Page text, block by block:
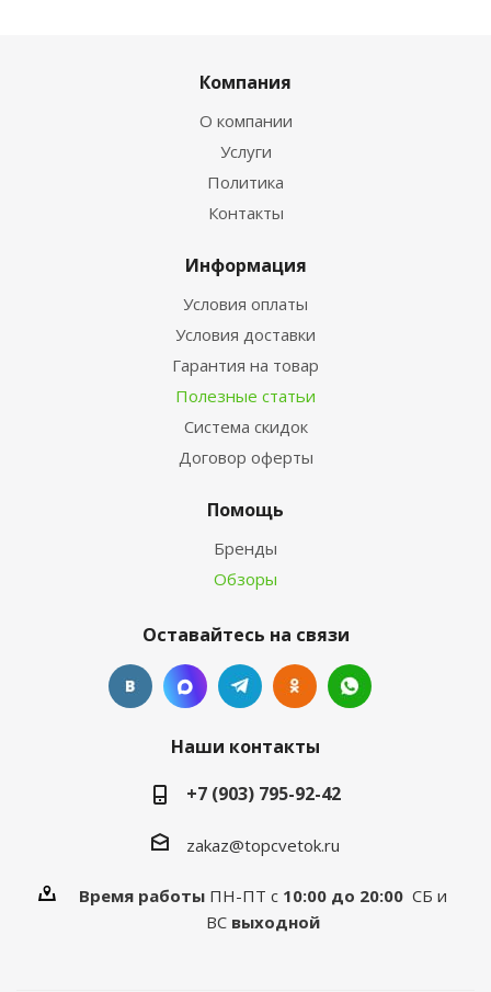
Компания
О компании
Услуги
Политика
Контакты
Информация
Условия оплаты
Условия доставки
Гарантия на товар
Полезные статьи
Система скидок
Договор оферты
Помощь
Бренды
Обзоры
Оставайтесь на связи
Наши контакты
+7 (903) 795-92-42
zakaz@topcvetok.ru
Время работы ПН-ПТ с 10:00 до 20:00 СБ и
ВС выходной